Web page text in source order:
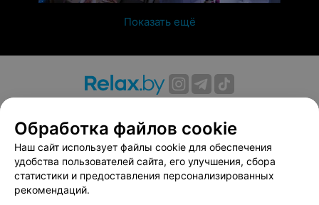
Показать ещё
Вакансии
Публичный договор
Способы оплаты
Публичный договор по использованию сервиса
«Афиша»
Пользовательское соглашение
Обработка файлов cookie
Наш сайт использует файлы cookie для обеспечения
удобства пользователей сайта, его улучшения, сбора
статистики и предоставления персонализированных
рекомендаций.